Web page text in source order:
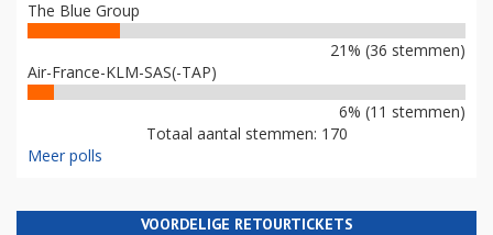
The Blue Group
21% (36 stemmen)
Air-France-KLM-SAS(-TAP)
6% (11 stemmen)
Totaal aantal stemmen: 170
Meer polls
VOORDELIGE RETOURTICKETS